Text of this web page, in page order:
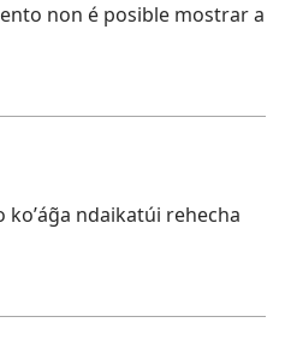
non é posible mostrar a
ndaikatúi rehecha